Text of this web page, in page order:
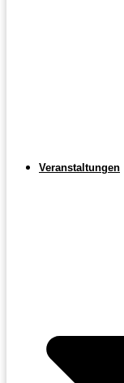
Veranstaltungen